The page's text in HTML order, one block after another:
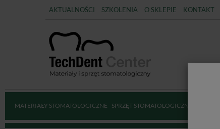
AKTUALNOŚCI SZKOLENIA O SKLEPIE KONTAKT
MATERIAŁY STOMATOLOGICZNE SPRZĘT STOMATOLOGICZNY